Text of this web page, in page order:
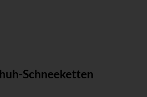
Schneeketten